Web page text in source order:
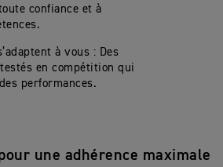
confiance et à
à vous : Des
en compétition qui
performances.
une adhérence maximale